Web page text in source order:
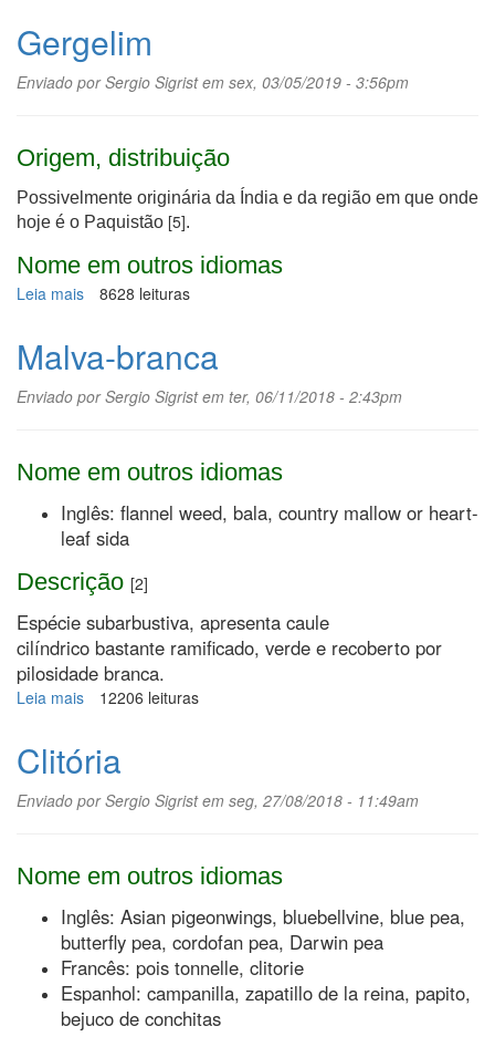
Gergelim
Enviado porSergio Sigristem sex, 03/05/2019 - 3:56pm
Origem, distribuição
Possivelmente originária da Índia e da região em que onde
hoje é o Paquistão [5].
Nome em outros idiomas
Leia mais sobre
8628 leituras
Malva-branca
Enviado porSergio Sigristem ter, 06/11/2018 - 2:43pm
Nome em outros idiomas
Inglês: flannel weed, bala, country mallow or heart-
leaf sida
Descrição [2]
Espécie subarbustiva, apresenta caule
cilíndrico bastante ramificado, verde e recoberto por
pilosidade branca.
Leia mais sobre
12206 leituras
Clitória
Enviado porSergio Sigristem seg, 27/08/2018 - 11:49am
Nome em outros idiomas
Inglês: Asian pigeonwings, bluebellvine, blue pea,
butterfly pea, cordofan pea, Darwin pea
Francês: pois tonnelle, clitorie
Espanhol: campanilla, zapatillo de la reina, papito,
bejuco de conchitas